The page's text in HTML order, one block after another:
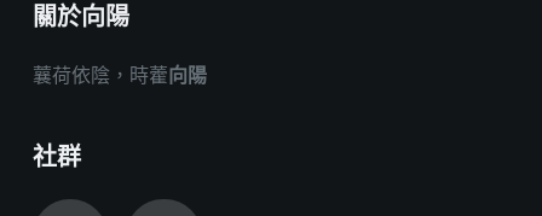
關於向陽
蘘荷依陰，時藿向陽
社群